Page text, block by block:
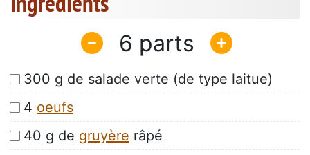
6
300 g de salade verte (de type laitue)
4 oeufs
40 g de gruyère râpé